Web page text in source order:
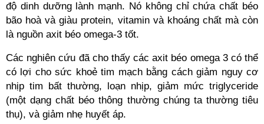
độ dinh dưỡng lành mạnh. Nó không chỉ chứa chất béo
bão hoà và giàu protein, vitamin và khoáng chất mà còn
là nguồn axit béo omega-3 tốt.
Các nghiên cứu đã cho thấy các axit béo omega 3 có thể
có lợi cho sức khoẻ tim mạch bằng cách giảm nguy cơ
nhịp tim bất thường, loạn nhịp, giảm mức triglyceride
(một dạng chất béo thông thường chúng ta thường tiêu
thụ), và giảm nhẹ huyết áp.